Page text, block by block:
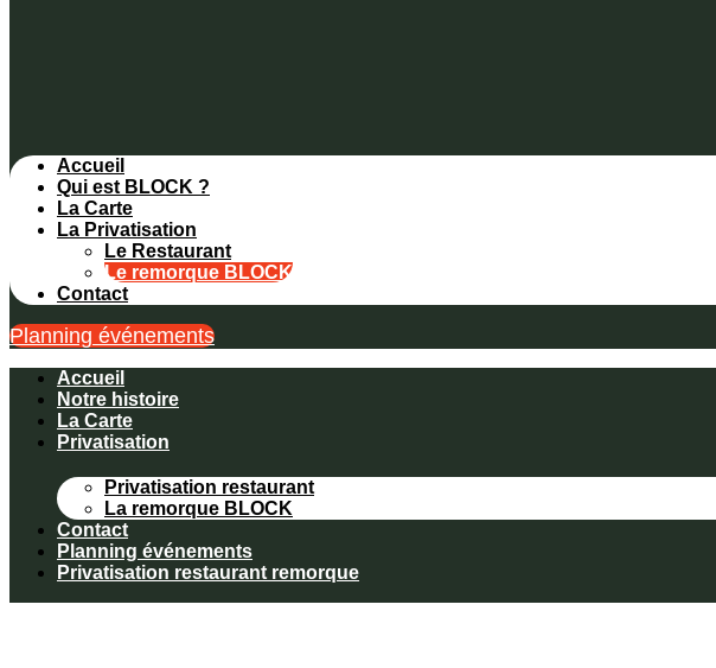
Accueil
Qui est BLOCK ?
La Carte
La Privatisation
Le Restaurant
Le remorque BLOCK
Contact
Planning événements
Accueil
Notre histoire
La Carte
Privatisation
Privatisation restaurant
La remorque BLOCK
Contact
Planning événements
Privatisation restaurant remorque